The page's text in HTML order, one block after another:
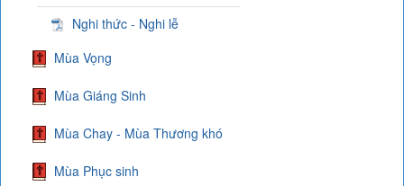
Nghi thức - Nghi lễ
Mùa Vọng
Mùa Giáng Sinh
Mùa Chay - Mùa Thương khó
Mùa Phục sinh